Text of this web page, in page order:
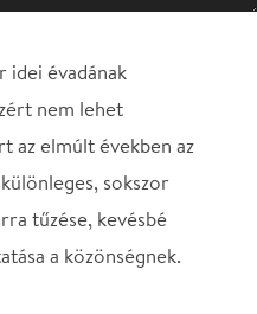
kevésbé
a közönség és
szem előtt tartva.
ritkaságnak